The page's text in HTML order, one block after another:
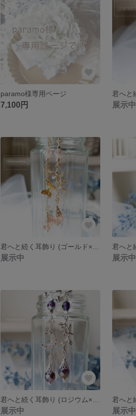
paramo様専用ページ
7,100円 展示中
展示中 展示中
展示中 展示中